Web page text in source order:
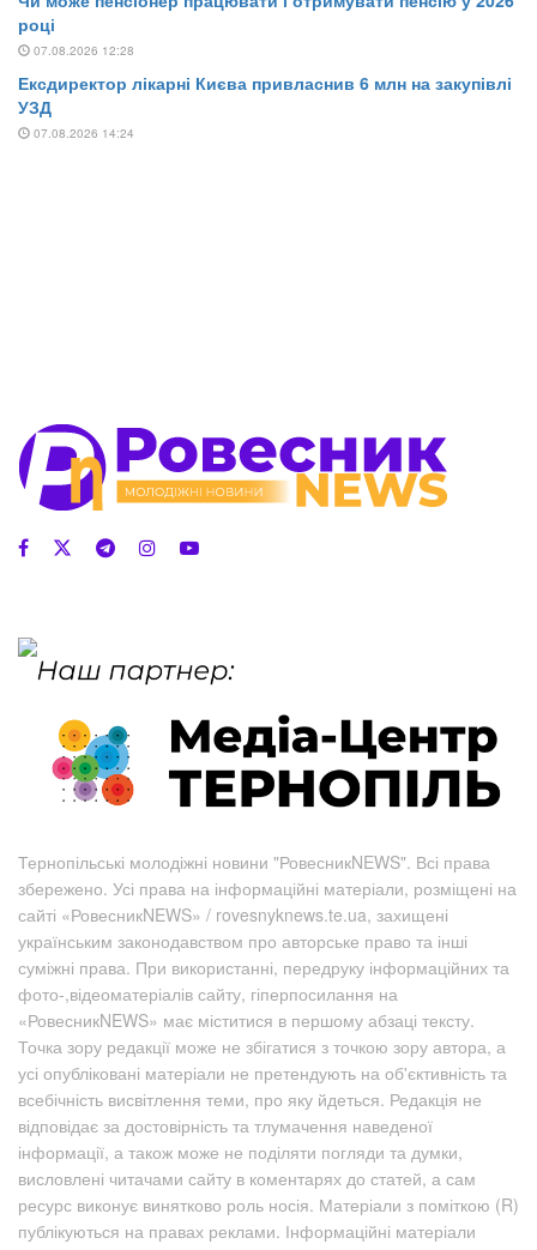
Тернопільські молодіжні новини "РовесникNEWS". Всі права
збережено. Усі права на інформаційні матеріали, розміщені на
сайті «РовесникNEWS» / rovesnyknews.te.ua, захищені
українським законодавством про авторське право та інші
суміжні права. При використанні, передруку інформаційних та
фото-,відеоматеріалів сайту, гіперпосилання на
«РовесникNEWS» має міститися в першому абзаці тексту.
Точка зору редакції може не збігатися з точкою зору автора, а
усі опубліковані матеріали не претендують на об'єктивність та
всебічність висвітлення теми, про яку йдеться. Редакція не
відповідає за достовірність та тлумачення наведеної
інформації, а також може не поділяти погляди та думки,
висловлені читачами сайту в коментарях до статей, а сам
ресурс виконує винятково роль носія. Матеріали з поміткою (R)
публікуються на правах реклами. Інформаційні матеріали